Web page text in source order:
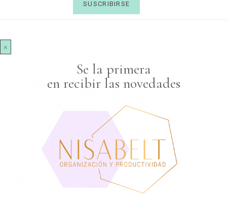
×
Se la primera
en recibir las novedades